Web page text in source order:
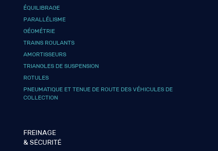
ÉQUILIBRAGE
PARALLÉLISME
GÉOMÉTRIE
TRAINS ROULANTS
AMORTISSEURS
TRIANGLES DE SUSPENSION
ROTULES
PNEUMATIQUE ET TENUE DE ROUTE DES VÉHICULES DE
COLLECTION
FREINAGE
& SÉCURITÉ